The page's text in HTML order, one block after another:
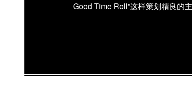
Good Time Roll”这样策划精良的